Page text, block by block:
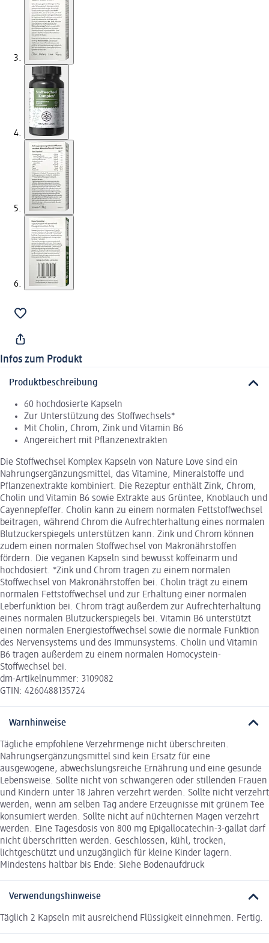
Infos zum Produkt
Produktbeschreibung
60 hochdosierte Kapseln
Zur Unterstützung des Stoffwechsels*
Mit Cholin, Chrom, Zink und Vitamin B6
Angereichert mit Pflanzenextrakten
Die Stoffwechsel Komplex Kapseln von Nature Love sind ein
Nahrungsergänzungsmittel, das Vitamine, Mineralstoffe und
Pflanzenextrakte kombiniert. Die Rezeptur enthält Zink, Chrom,
Cholin und Vitamin B6 sowie Extrakte aus Grüntee, Knoblauch und
Cayennepfeffer. Cholin kann zu einem normalen Fettstoffwechsel
beitragen, während Chrom die Aufrechterhaltung eines normalen
Blutzuckerspiegels unterstützen kann. Zink und Chrom können
zudem einen normalen Stoffwechsel von Makronährstoffen
fördern. Die veganen Kapseln sind bewusst koffeinarm und
hochdosiert. *Zink und Chrom tragen zu einem normalen
Stoffwechsel von Makronährstoffen bei. Cholin trägt zu einem
normalen Fettstoffwechsel und zur Erhaltung einer normalen
Leberfunktion bei. Chrom trägt außerdem zur Aufrechterhaltung
eines normalen Blutzuckerspiegels bei. Vitamin B6 unterstützt
einen normalen Energiestoffwechsel sowie die normale Funktion
des Nervensystems und des Immunsystems. Cholin und Vitamin
B6 tragen außerdem zu einem normalen Homocystein-
Stoffwechsel bei.
dm-Artikelnummer: 3109082
GTIN: 4260488135724
Warnhinweise
Tägliche empfohlene Verzehrmenge nicht überschreiten.
Nahrungsergänzungsmittel sind kein Ersatz für eine
ausgewogene, abwechslungsreiche Ernährung und eine gesunde
Lebensweise. Sollte nicht von schwangeren oder stillenden Frauen
und Kindern unter 18 Jahren verzehrt werden. Sollte nicht verzehrt
werden, wenn am selben Tag andere Erzeugnisse mit grünem Tee
konsumiert werden. Sollte nicht auf nüchternen Magen verzehrt
werden. Eine Tagesdosis von 800 mg Epigallocatechin-3-gallat darf
nicht überschritten werden. Geschlossen, kühl, trocken,
lichtgeschützt und unzugänglich für kleine Kinder lagern.
Mindestens haltbar bis Ende: Siehe Bodenaufdruck
Verwendungshinweise
Täglich 2 Kapseln mit ausreichend Flüssigkeit einnehmen. Fertig.